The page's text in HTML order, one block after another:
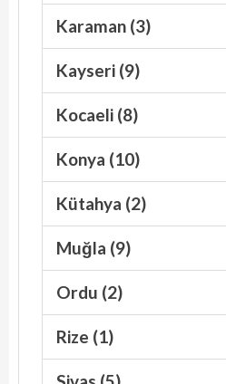
Karaman (3)
Kayseri (9)
Kocaeli (8)
Konya (10)
Kütahya (2)
Muğla (9)
Ordu (2)
Rize (1)